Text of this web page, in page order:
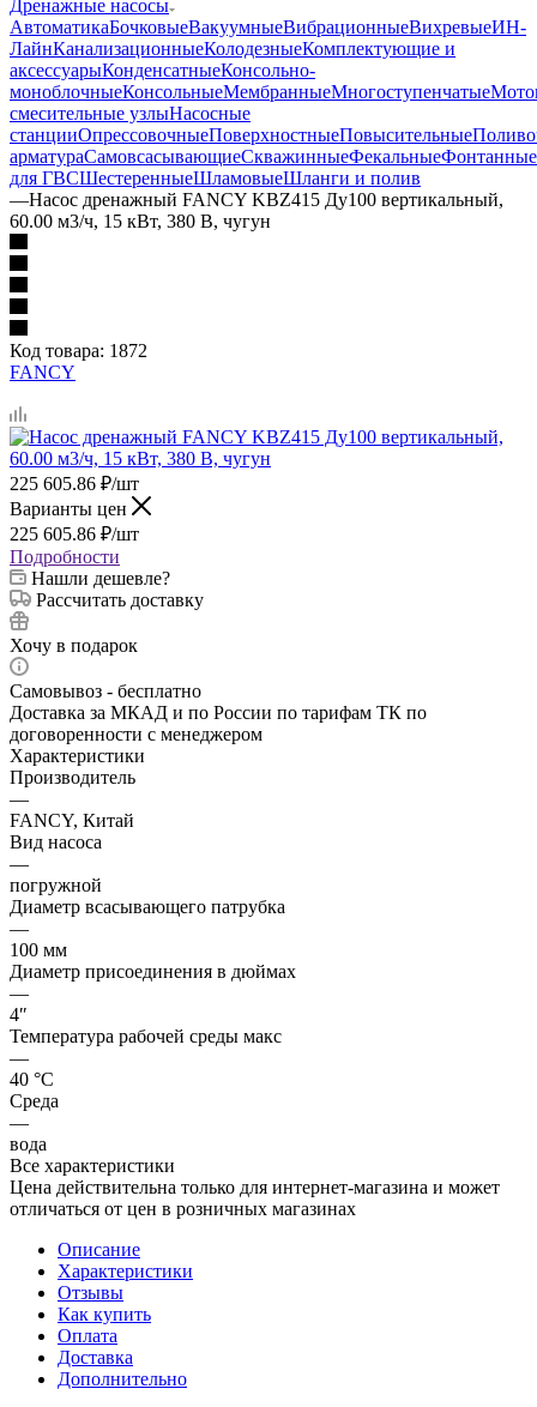
Дренажные насосы
АвтоматикаБочковыеВакуумныеВибрационныеВихревыеИН-
ЛайнКанализационныеКолодезныеКомплектующие и
аксессуарыКонденсатныеКонсольно-
моноблочныеКонсольныеМембранныеМногоступенчатые
смесительные узлыНасосные
станцииОпрессовочныеПоверхностныеПовысительные
арматураСамовсасывающиеСкважинныеФекальныеФонтанные
для ГВСШестеренныеШламовыеШланги и полив
—Насос дренажный FANCY KBZ415 Ду100 вертикальный,
60.00 м3/ч, 15 кВт, 380 В, чугун
Код товара: 1872
FANCY
225 605.86 ₽/шт
Варианты цен
225 605.86 ₽/шт
Подробности
Нашли дешевле?
Рассчитать доставку
Хочу в подарок
Самовывоз - бесплатно
Доставка за МКАД и по России по тарифам ТК по
договоренности с менеджером
Характеристики
Производитель
—
FANCY, Китай
Вид насоса
—
погружной
Диаметр всасывающего патрубка
—
100 мм
Диаметр присоединения в дюймах
—
4″
Температура рабочей среды макс
—
40 °С
Среда
—
вода
Все характеристики
Цена действительна только для интернет-магазина и может
отличаться от цен в розничных магазинах
Описание
Характеристики
Отзывы
Как купить
Оплата
Доставка
Дополнительно